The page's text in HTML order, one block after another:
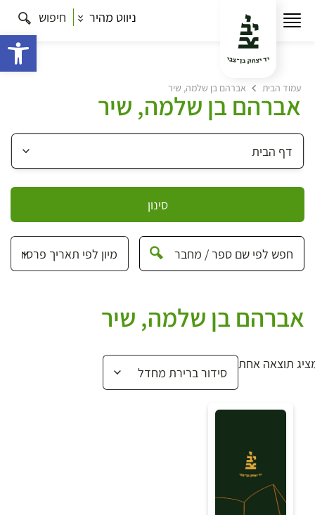
ניווט מהיר חיפוש
עמוד הבית אברהם בן שלמה, שיר
אברהם בן שלמה, שיר
סינון
אברהם בן שלמה, שיר
תוצאה אחת